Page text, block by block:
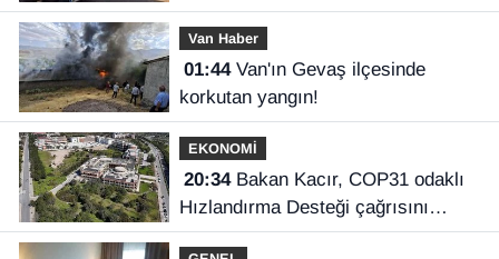
Van Haber
01:44Van'ın Gevaş ilçesinde
korkutan yangın!
EKONOMİ
20:34Bakan Kacır, COP31 odaklı
Hızlandırma Desteği çağrısını
açıkladı